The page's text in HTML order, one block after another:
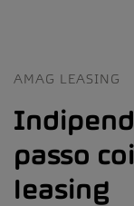
AMAG LEASING
passo
leasing